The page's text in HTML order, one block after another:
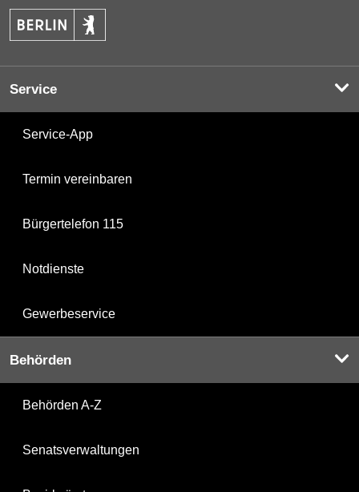
Service
Service-App
Termin vereinbaren
Bürgertelefon 115
Notdienste
Gewerbeservice
Behörden
Behörden A-Z
Senatsverwaltungen